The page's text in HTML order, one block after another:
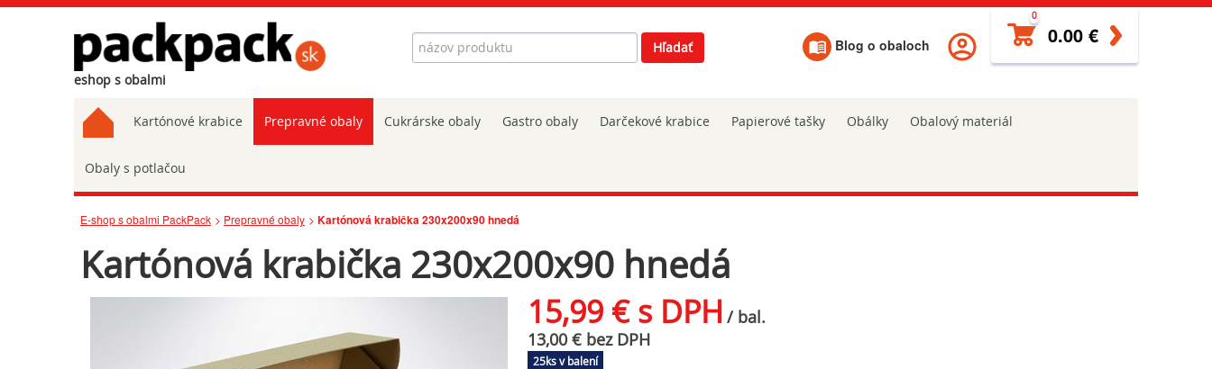
eshop s obalmi
Hľadať Hľadať Blog o obaloch
0
0.00 €
Kartónové krabice Prepravné obaly Cukrárske obaly Gastro obaly Darčekové krabice Papierové tašky Obálky Obalový materiál
Obaly s potlačou
E-shop s obalmi PackPack Prepravné obaly Kartónová krabička 230x200x90 hnedá
Kartónová krabička 230x200x90 hnedá
15,99 € s DPH / bal.
13,00 € bez DPH
25ks v balení